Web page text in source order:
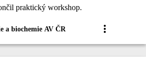
praktický workshop.
a biochemie AV ČR